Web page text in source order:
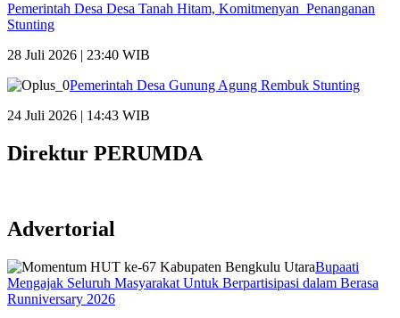
Pemerintah Desa Desa Tanah Hitam, Komitmenyan Penanganan
Stunting
28 Juli 2026 | 23:40 WIB
Pemerintah Desa Gunung Agung Rembuk Stunting
24 Juli 2026 | 14:43 WIB
Direktur PERUMDA
Advertorial
Bupaati
Mengajak Seluruh Masyarakat Untuk Berpartisipasi dalam Berasa
Runniversary 2026